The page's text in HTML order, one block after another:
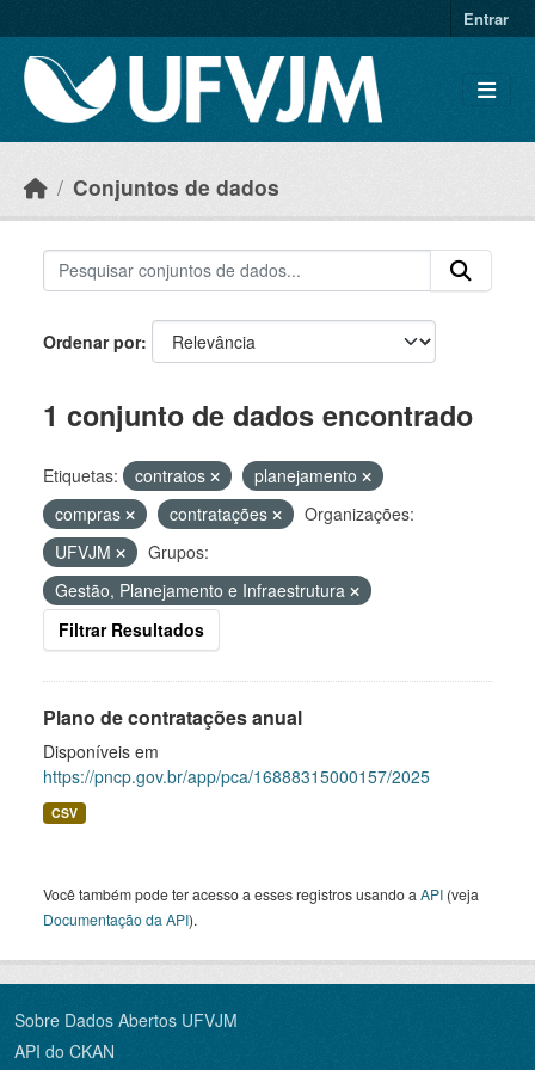
Entrar
Conjuntos de dados
Ordenar por
1 conjunto de dados encontrado
Etiquetas: contratos
planejamento
compras
contratações
Organizações:
UFVJM
Grupos:
Gestão, Planejamento e Infraestrutura
Filtrar Resultados
Plano de contratações anual
Disponíveis em
https://pncp.gov.br/app/pca/16888315000157/2025
CSV
Você também pode ter acesso a esses registros usando a API (veja
Documentação da API).
Sobre Dados Abertos UFVJM
API do CKAN